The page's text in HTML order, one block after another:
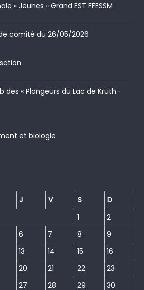
« Jeunes » Grand EST FFESSM
comité du 26/05/2026
des « Plongeurs du Lac de Kruth-
et biologie
J V S
D
1
2
6 7 8
9
13 14 15
16
20 21 22
23
27 28 29 30